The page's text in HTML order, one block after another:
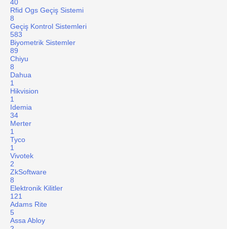
40
Rfid Ogs Geçiş Sistemi
8
Geçiş Kontrol Sistemleri
583
Biyometrik Sistemler
89
Chiyu
8
Dahua
1
Hikvision
1
Idemia
34
Merter
1
Tyco
1
Vivotek
2
ZkSoftware
8
Elektronik Kilitler
121
Adams Rite
5
Assa Abloy